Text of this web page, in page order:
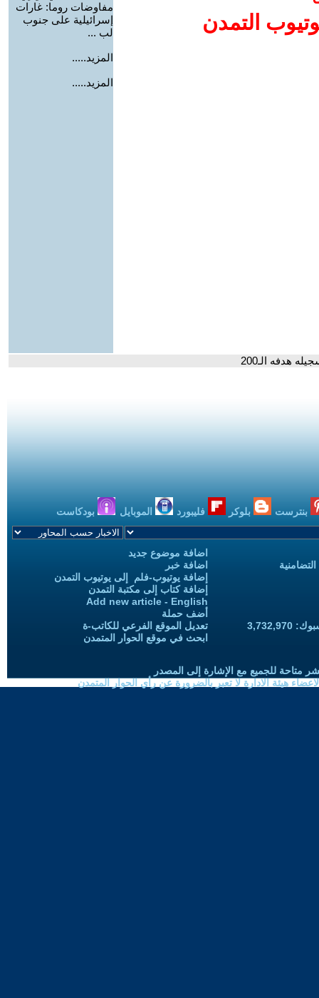
التمدن
مفاوضات روما: غارات
إسرائيلية على جنوب
لب ...
المزيد.....
المزيد.....
هدفه الـ200
بنترست بلوكر فليبورد الموبايل بودكاست
اضافة موضوع جديد
اضافة خبر
إضافة يوتيوب-فلم إلى يوتيوب التمدن
إضافة كتاب إلى مكتبة التمدن
Add new article - English
أضف حملة
تعديل الموقع الفرعي للكاتب-ة
ابحث في موقع الحوار المتمدن
متاحة للجميع مع الإشارة إلى المصدر
هيئة الادارة لا تعبر بالضرورة عن رأي الحوار المتمدن